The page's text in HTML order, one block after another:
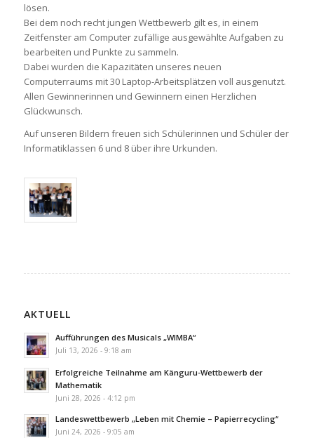
lösen.
Bei dem noch recht jungen Wettbewerb gilt es, in einem
Zeitfenster am Computer zufällige ausgewählte Aufgaben zu
bearbeiten und Punkte zu sammeln.
Dabei wurden die Kapazitäten unseres neuen
Computerraums mit 30 Laptop-Arbeitsplätzen voll ausgenutzt.
Allen Gewinnerinnen und Gewinnern einen Herzlichen
Glückwunsch.
Auf unseren Bildern freuen sich Schülerinnen und Schüler der
Informatiklassen 6 und 8 über ihre Urkunden.
AKTUELL
Aufführungen des Musicals „WIMBA“
Juli 13, 2026 - 9:18 am
Erfolgreiche Teilnahme am Känguru-Wettbewerb der
Mathematik
Juni 28, 2026 - 4:12 pm
Landeswettbewerb „Leben mit Chemie – Papierrecycling“
Juni 24, 2026 - 9:05 am